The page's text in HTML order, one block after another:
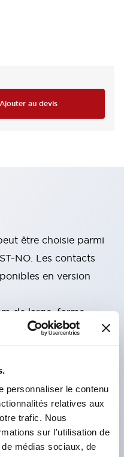
personnaliser le contenu
relatives aux
trafic. Nous
sur l'utilisation de
médias sociaux, de
Ajouter au devis
être choisie parmi
NO. Les contacts
en version
de large, forme
élevé des contacts.
RJ2V (bipolaire) :
exclusive
durabilité.
200 000 cycles
: plus de 30